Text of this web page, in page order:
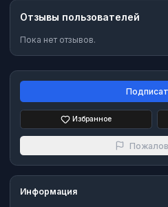
Отзывы пользователей
Пока нет отзывов.
Избранное
Информация